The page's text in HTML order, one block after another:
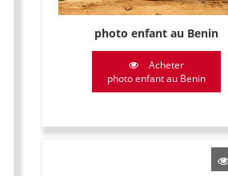
photo enfant au Benin
Acheter
photo enfant au Benin